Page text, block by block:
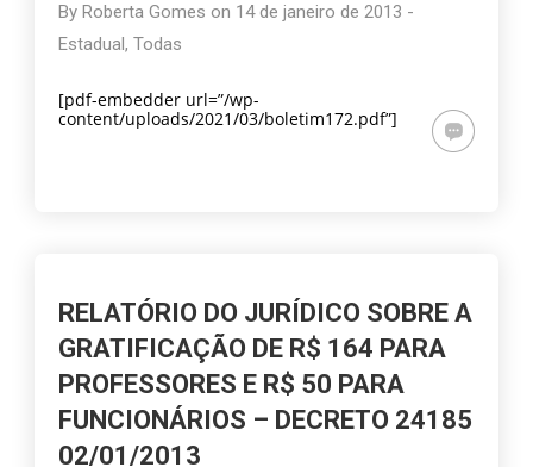
ByRoberta Gomes on 14 de janeiro de 2013 -
Estadual,Todas
[pdf-embedder url=”/wp-
content/uploads/2021/03/boletim172.pdf”]
RELATÓRIO DO JURÍDICO SOBRE A
GRATIFICAÇÃO DE R$ 164 PARA
PROFESSORES E R$ 50 PARA
FUNCIONÁRIOS – DECRETO 24185
02/01/2013